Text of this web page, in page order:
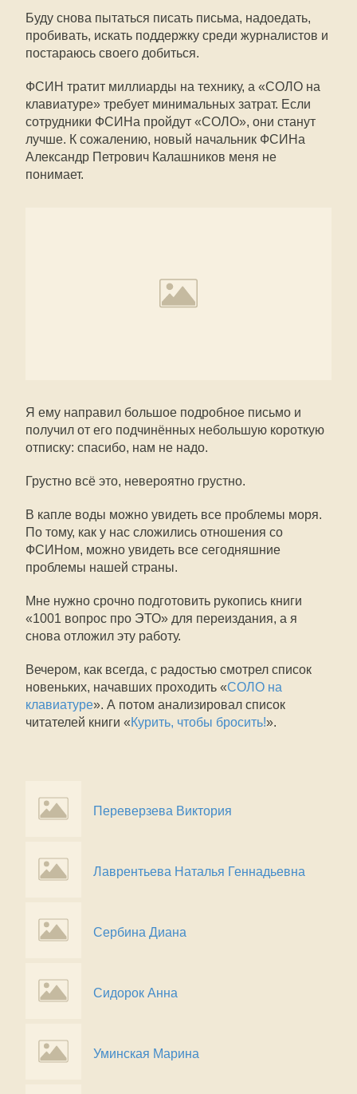
Буду снова пытаться писать письма, надоедать,
пробивать, искать поддержку среди журналистов и
постараюсь своего добиться.
ФСИН тратит миллиарды на технику, а «СОЛО на
клавиатуре» требует минимальных затрат. Если
сотрудники ФСИНа пройдут «СОЛО», они станут
лучше. К сожалению, новый начальник ФСИНа
Александр Петрович Калашников меня не
понимает.
Я ему направил большое подробное письмо и
получил от его подчинённых небольшую короткую
отписку: спасибо, нам не надо.
Грустно всё это, невероятно грустно.
В капле воды можно увидеть все проблемы моря.
По тому, как у нас сложились отношения со
ФСИНом, можно увидеть все сегодняшние
проблемы нашей страны.
Мне нужно срочно подготовить рукопись книги
«1001 вопрос про ЭТО» для переиздания, а я
снова отложил эту работу.
Вечером, как всегда, с радостью смотрел список
новеньких, начавших проходить «СОЛО на
клавиатуре». А потом анализировал список
читателей книги «Курить, чтобы бросить!».
Переверзева Виктория
Лаврентьева Наталья Геннадьевна
Сербина Диана
Сидорок Анна
Уминская Марина